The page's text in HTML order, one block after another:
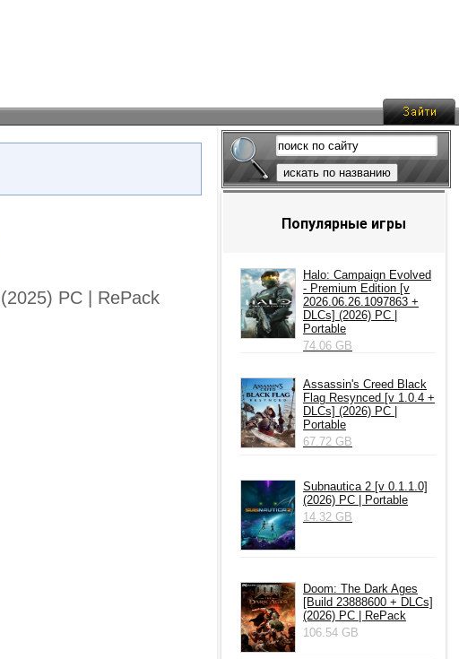
PC | RePack
искать по названию
Популярные игры
Halo: Campaign Evolved
- Premium Edition [v
2026.06.26.1097863 +
DLCs] (2026) PC |
Portable
74.06 GB
Assassin's Creed Black
Flag Resynced [v 1.0.4 +
DLCs] (2026) PC |
Portable
67.72 GB
Subnautica 2 [v 0.1.1.0]
(2026) PC | Portable
14.32 GB
Doom: The Dark Ages
[Build 23888600 + DLCs]
(2026) PC | RePack
106.54 GB